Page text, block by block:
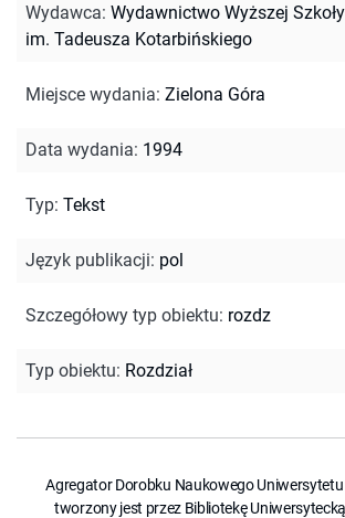
Wydawca: Wydawnictwo Wyższej
im. Tadeusza Kotarbińskiego
Miejsce wydania: Zielona Góra
Data wydania: 1994
Typ: Tekst
Język publikacji: pol
Szczegółowy typ obiektu: rozdz
Typ obiektu: Rozdział
Agregator Dorobku Naukowego Uniwersytetu
tworzony jest przez Bibliotekę